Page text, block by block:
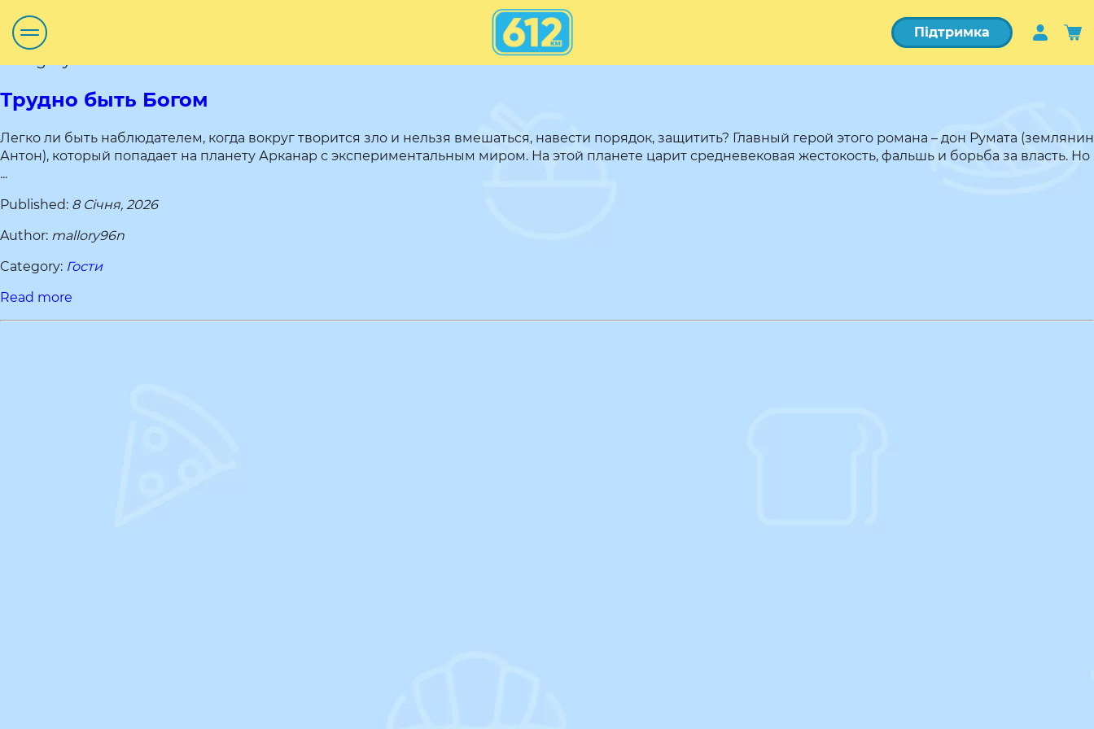
Підтримка
Трудно быть Богом
Легко ли быть наблюдателем, когда вокруг творится зло и нельзя вмешаться, навести порядок, защитить? Главный герой этого романа – дон Румата (землянин
Антон), который попадает на планету Арканар с экспериментальным миром. На этой планете царит средневековая жестокость, фальшь и борьба за власть. Но
...
Published: 8 Січня, 2026
Author: mallory96n
Category: Гости
Read more